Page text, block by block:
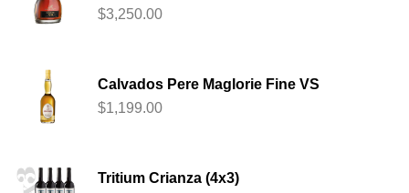
$3,250.00
Calvados Pere Maglorie Fine VS
$1,199.00
Tritium Crianza (4x3)